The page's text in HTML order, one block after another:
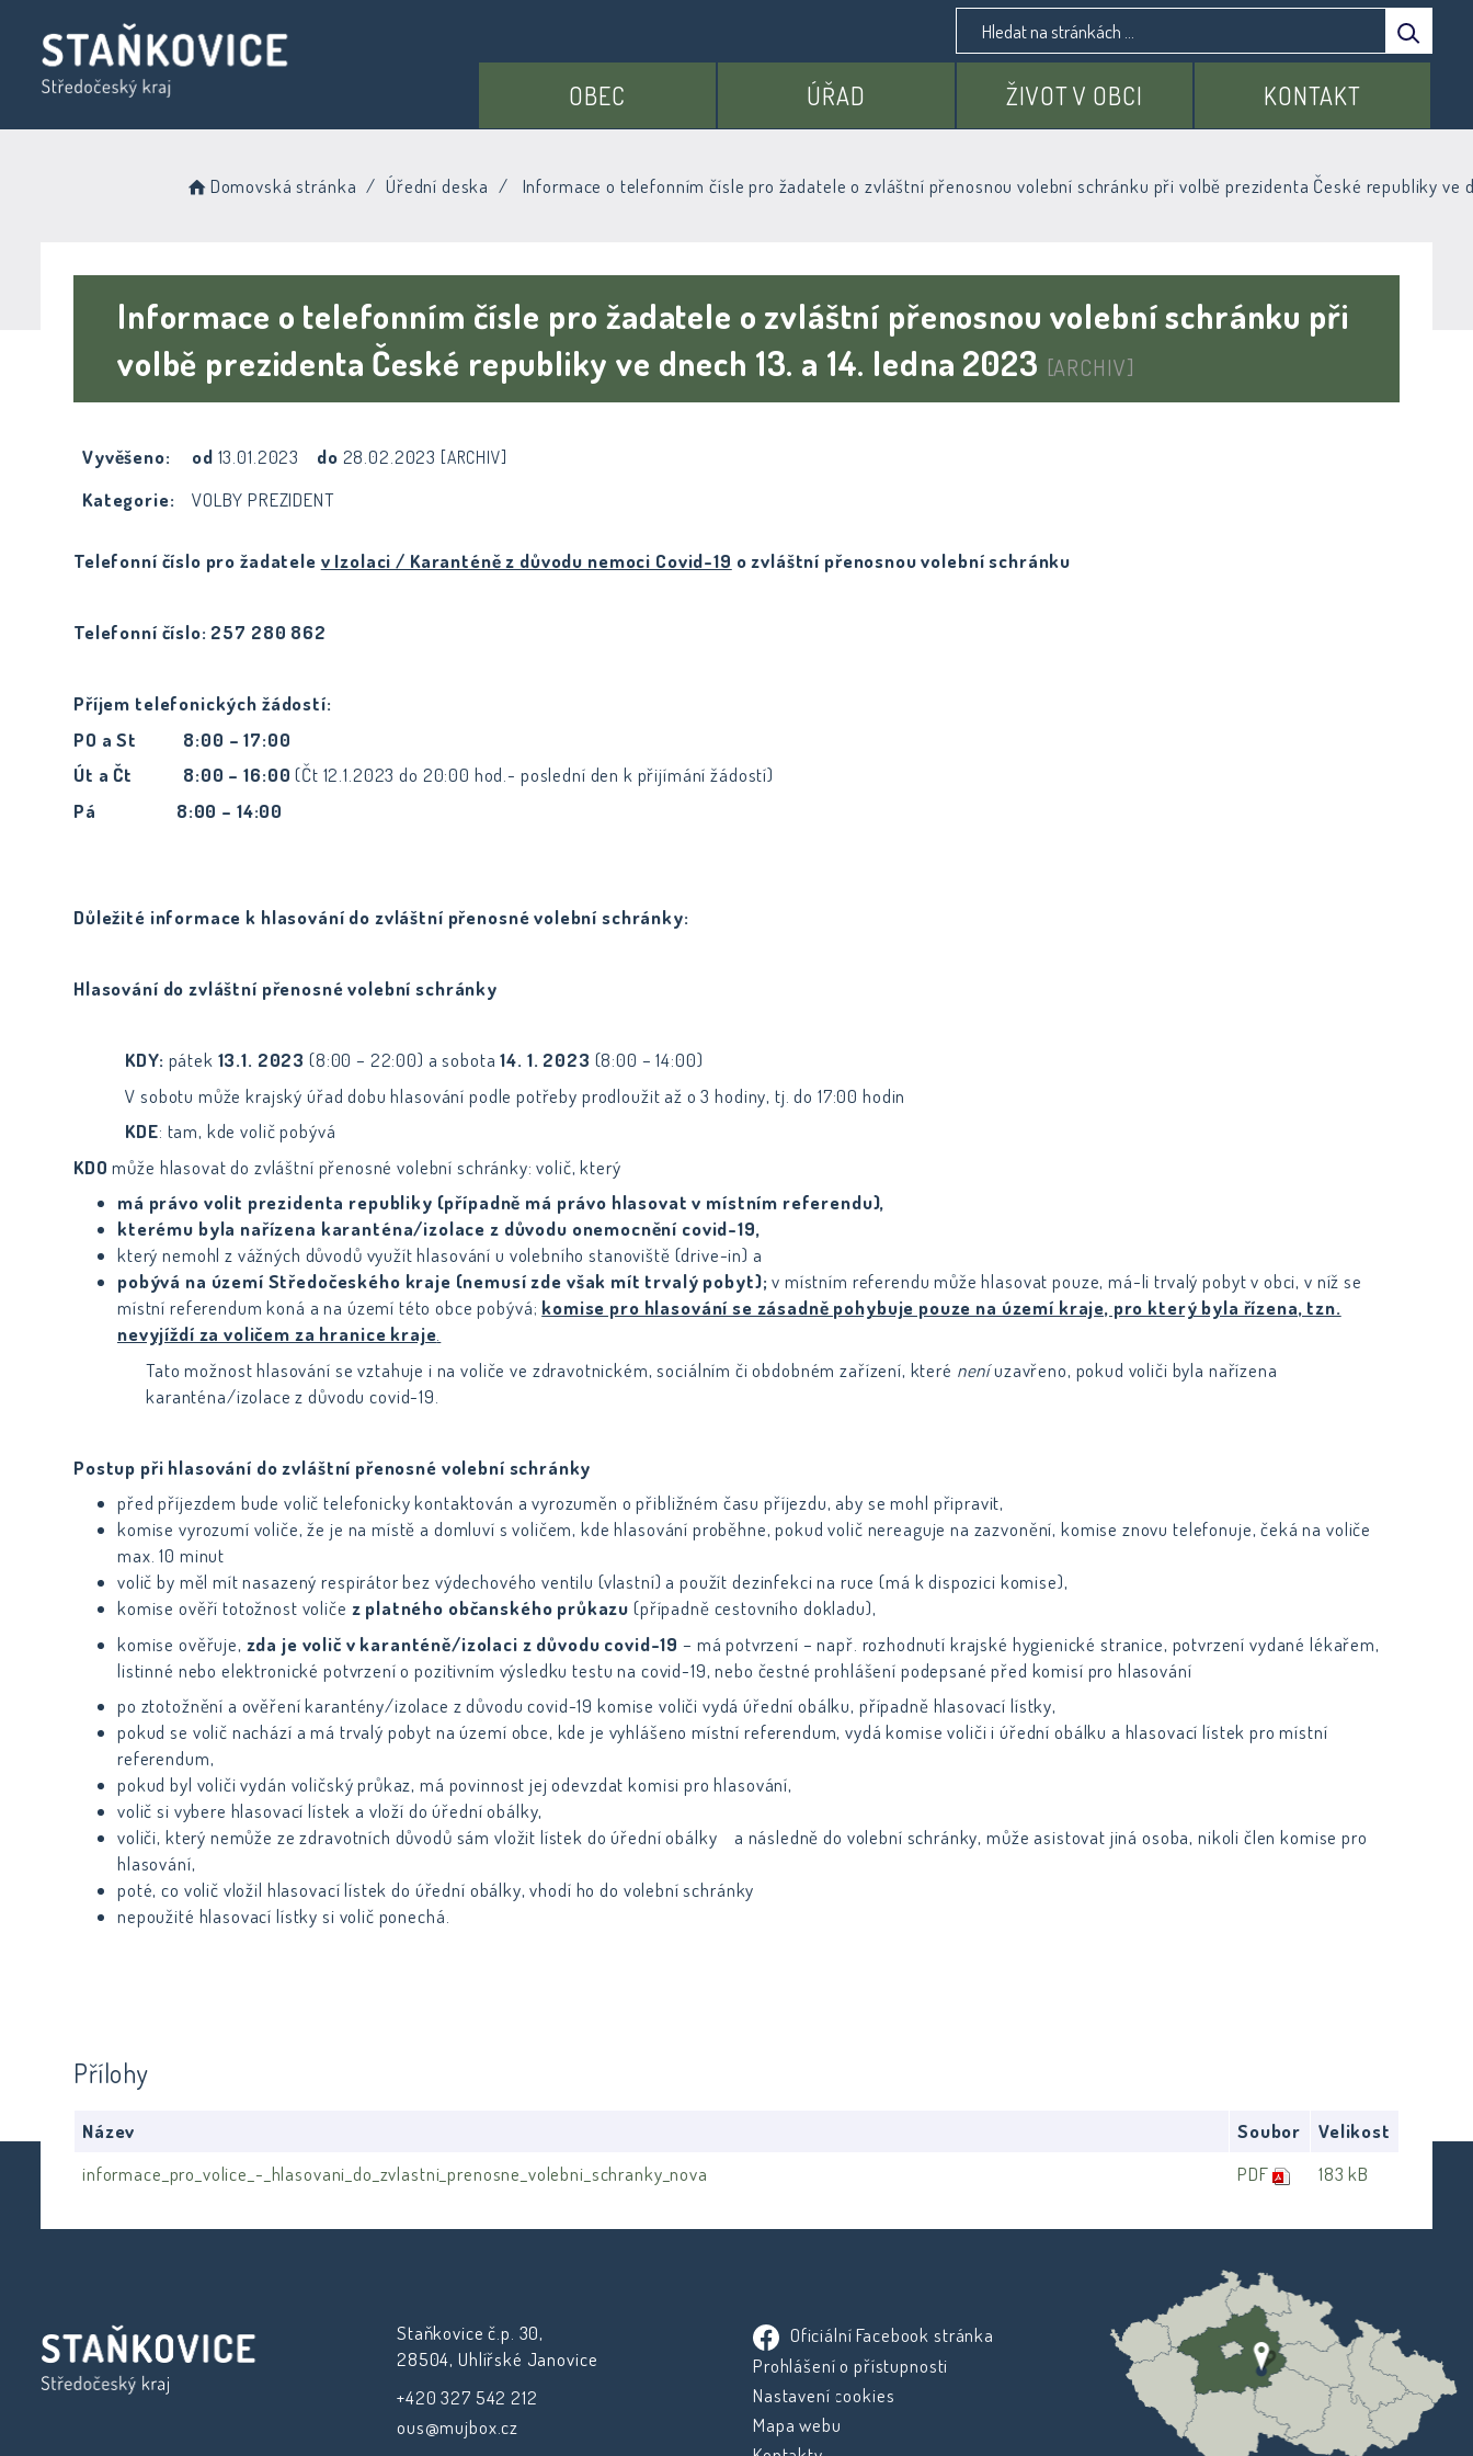
OBEC ÚŘAD ŽIVOT V OBCI KONTAKT
Domovská stránka Úřední deska Informace o telefonním čísle pro žadatele o zvláštní přenosnou volební schránku při volbě prezidenta České republiky ve
Informace o telefonním čísle pro žadatele o zvláštní přenosnou volební schránku při
volbě prezidenta České republiky ve dnech 13. a 14. ledna 2023 [ARCHIV]
Vyvěšeno: od 13.01.2023 do 28.02.2023 [ARCHIV]
Kategorie: VOLBY PREZIDENT
Telefonní číslo pro žadatele v Izolaci / Karanténě z důvodu nemoci Covid-19 o zvláštní přenosnou volební schránku
Telefonní číslo: 257 280 862
Příjem telefonických žádostí:
PO a St 8:00 – 17:00
Út a Čt 8:00 – 16:00(Čt 12.1.2023 do 20:00 hod.- poslední den k přijímání žádostí)
Pá 8:00 – 14:00
Důležité informace k hlasování do zvláštní přenosné volební schránky:
Hlasování do zvláštní přenosné volební schránky
KDY: pátek 13.1. 2023 (8:00 – 22:00) a sobota14. 1. 2023 (8:00 – 14:00)
V sobotu může krajský úřad dobu hlasování podle potřeby prodloužit až o 3 hodiny, tj. do 17:00 hodin
KDE: tam, kde volič pobývá
KDO může hlasovat do zvláštní přenosné volební schránky: volič, který
má právo volit prezidenta republiky (případně má právo hlasovat v místním referendu),
kterému byla nařízena karanténa/izolace z důvodu onemocnění covid-19,
který nemohl z vážných důvodů využít hlasování u volebního stanoviště (drive-in) a
pobývá na území Středočeského kraje (nemusí zde však mít trvalý pobyt);v místním referendu může hlasovat pouze, má-li trvalý pobyt v obci, v níž se
místní referendum koná a na území této obce pobývá; komise pro hlasování se zásadně pohybuje pouze na území kraje, pro který byla řízena, tzn.
nevyjíždí za voličem za hranice kraje
Tato možnost hlasování se vztahuje i na voliče ve zdravotnickém, sociálním či obdobném zařízení, které neníuzavřeno, pokud voliči byla nařízena
karanténa/izolace z důvodu covid-19.
Postup při hlasování do zvláštní přenosné volební schránky
před příjezdem bude volič telefonicky kontaktován a vyrozuměn o přibližném času příjezdu, aby se mohl připravit,
komise vyrozumí voliče, že je na místě a domluví s voličem, kde hlasování proběhne, pokud volič nereaguje na zazvonění, komise znovu telefonuje, čeká na voliče
max. 10 minut
volič by měl mít nasazený respirátor bez výdechového ventilu (vlastní) a použít dezinfekci na ruce (má k dispozici komise),
komise ověří totožnost voliče z platného občanského průkazu (případně cestovního dokladu),
komise ověřuje, zda je volič v karanténě/izolaci z důvodu covid-19 – má potvrzení – např. rozhodnutí krajské hygienické stranice, potvrzení vydané lékařem,
listinné nebo elektronické potvrzení o pozitivním výsledku testu na covid-19, nebo čestné prohlášení podepsané před komisí pro hlasování
po ztotožnění a ověření karantény/izolace z důvodu covid-19 komise voliči vydá úřední obálku, případně hlasovací lístky,
pokud se volič nachází a má trvalý pobyt na území obce, kde je vyhlášeno místní referendum, vydá komise voliči i úřední obálku a hlasovací lístek pro místní
referendum,
pokud byl voliči vydán voličský průkaz, má povinnost jej odevzdat komisi pro hlasování,
volič si vybere hlasovací lístek a vloží do úřední obálky,
voliči, který nemůže ze zdravotních důvodů sám vložit lístek do úřední obálky a následně do volební schránky, může asistovat jiná osoba, nikoli člen komise pro
hlasování,
poté, co volič vložil hlasovací lístek do úřední obálky, vhodí ho do volební schránky
nepoužité hlasovací lístky si volič ponechá.
Přílohy
Název Soubor
Velikost
informace_pro_volice_-_hlasovani_do_zvlastni_prenosne_volebni_schranky_nova
PDF 183 kB
Staňkovice č.p. 30,
28504, Uhlířské Janovice
+420 327 542 212
ous@mujbox.cz
Oficiální Facebook stránka
Prohlášení o přístupnosti
Nastavení cookies
Mapa webu